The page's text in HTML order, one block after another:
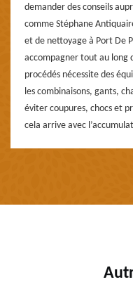
demander des conseils
comme Stéphane
et de nettoyage à Port De
accompagner tout au long
procédés nécessite des
les combinaisons, gants,
éviter coupures, chocs et
cela arrive avec